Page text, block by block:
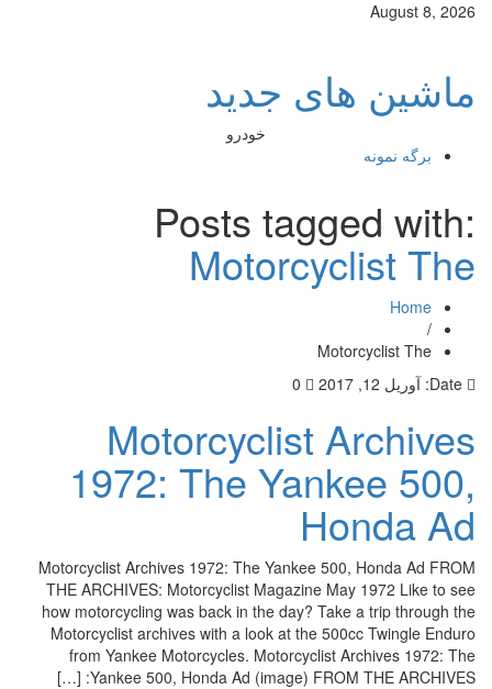
August 8, 2026
ماشین های جدید
خودرو
برگه نمونه
Posts tagged with:
Motorcyclist The
Home
/
Motorcyclist The
Date: آوریل 12, 2017 0
Motorcyclist Archives
1972: The Yankee 500,
Honda Ad
Motorcyclist Archives 1972: The Yankee 500, Honda Ad FROM
THE ARCHIVES: Motorcyclist Magazine May 1972 Like to see
how motorcycling was back in the day? Take a trip through the
Motorcyclist archives with a look at the 500cc Twingle Enduro
from Yankee Motorcycles. Motorcyclist Archives 1972: The
Yankee 500, Honda Ad (image) FROM THE ARCHIVES: […]